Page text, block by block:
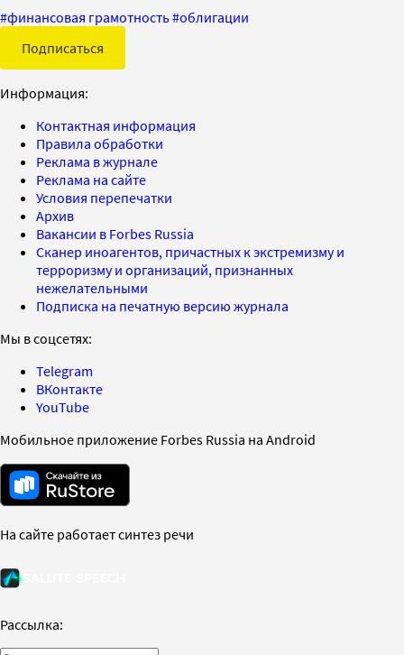
#финансовая грамотность#облигации
Подписаться
Информация:
Контактная информация
Правила обработки
Реклама в журнале
Реклама на сайте
Условия перепечатки
Архив
Вакансии в Forbes Russia
Сканер иноагентов, причастных к экстремизму и
терроризму и организаций, признанных
нежелательными
Подписка на печатную версию журнала
Мы в соцсетях:
Telegram
ВКонтакте
YouTube
Мобильное приложение Forbes Russia на Android
На сайте работает синтез речи
Рассылка: